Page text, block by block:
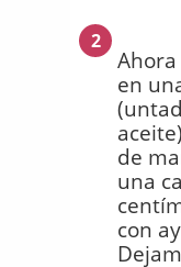
2
en
de
una
con